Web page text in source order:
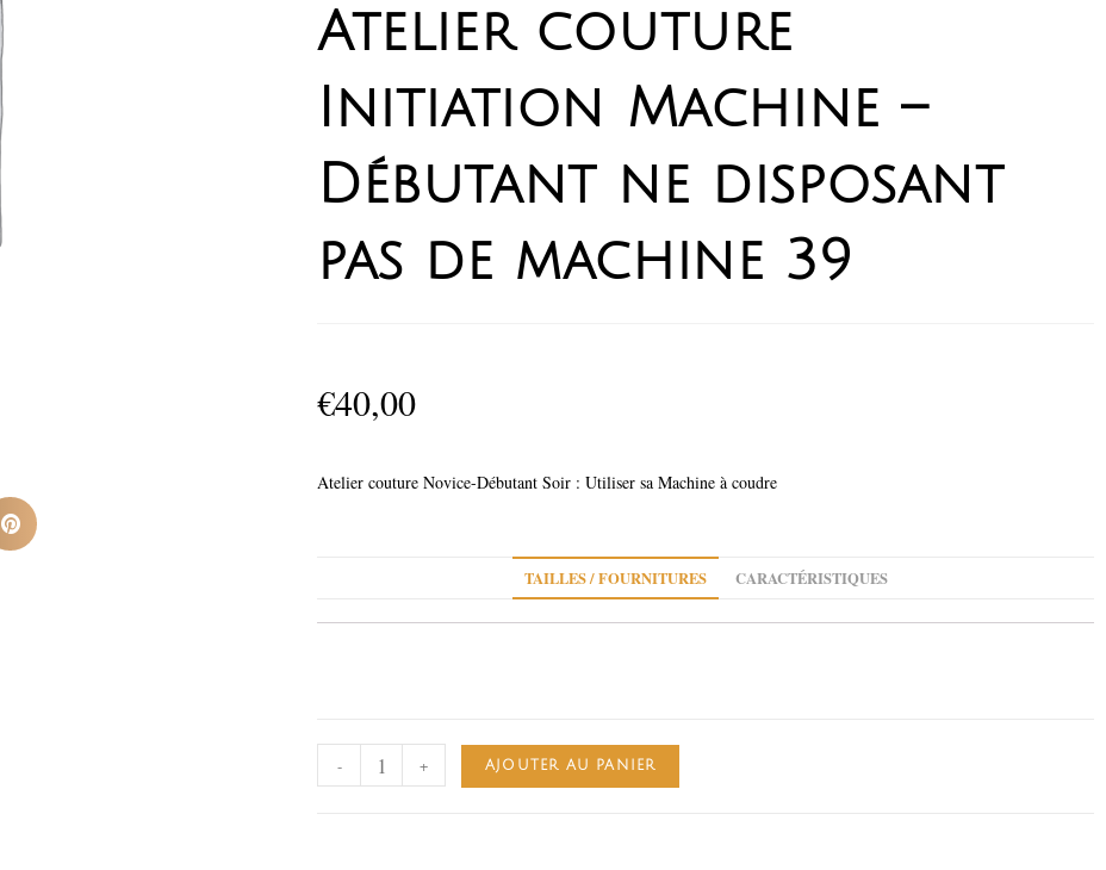
Atelier couture
Initiation Machine –
Débutant ne disposant
pas de machine 39
€40,00
Atelier couture Novice-Débutant Soir : Utiliser sa Machine à coudre
TAILLES / FOURNITURES CARACTÉRISTIQUES
- + AJOUTER AU PANIER